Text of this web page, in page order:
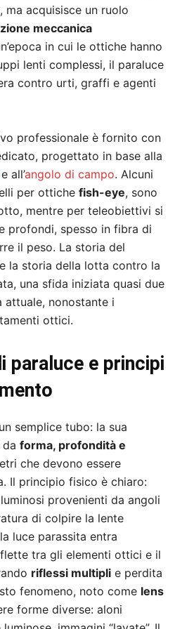
ma acquisisce un ruolo
meccanica
in cui le ottiche hanno
lenti complessi, il paraluce
contro urti, graffi e agenti
professionale è fornito con
progettato in base alla
e all’angolo di campo. Alcuni
per ottiche fish-eye, sono
mentre per teleobiettivi si
profondi, spesso in fibra di
il peso. La storia del
la storia della lotta contro la
una sfida iniziata quasi due
attuale, nonostante i
ottici.
paraluce e principi
semplice tubo: la sua
forma, profondità e
che devono essere
Il principio fisico è chiaro:
provenienti da angoli
di colpire la lente
luce parassita entra
tra gli elementi ottici e il
riflessi multipli e perdita
fenomeno, noto come lens
forme diverse: aloni